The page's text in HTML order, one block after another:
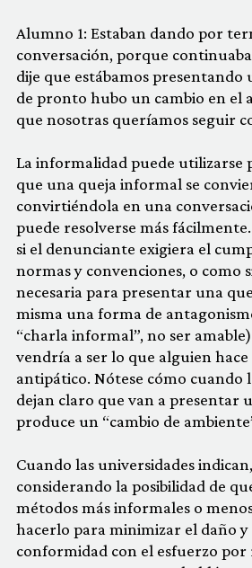
Alumno 1: Estaban dando por
conversación, porque
dije que estábamos
de pronto hubo un cambio en el
que nosotras queríamos seguir
La informalidad puede utilizarse
que una queja informal se
convirtiéndola en una
puede resolverse más
si el denunciante exigiera el
normas y convenciones, o como
necesaria para presentar una
misma una forma de
“charla informal”, no ser
vendría a ser lo que alguien
antipático. Nótese cómo cuando
dejan claro que van a presentar
produce un “cambio de
Cuando las universidades
considerando la posibilidad de
métodos más informales o
hacerlo para minimizar el daño
conformidad con el esfuerzo por